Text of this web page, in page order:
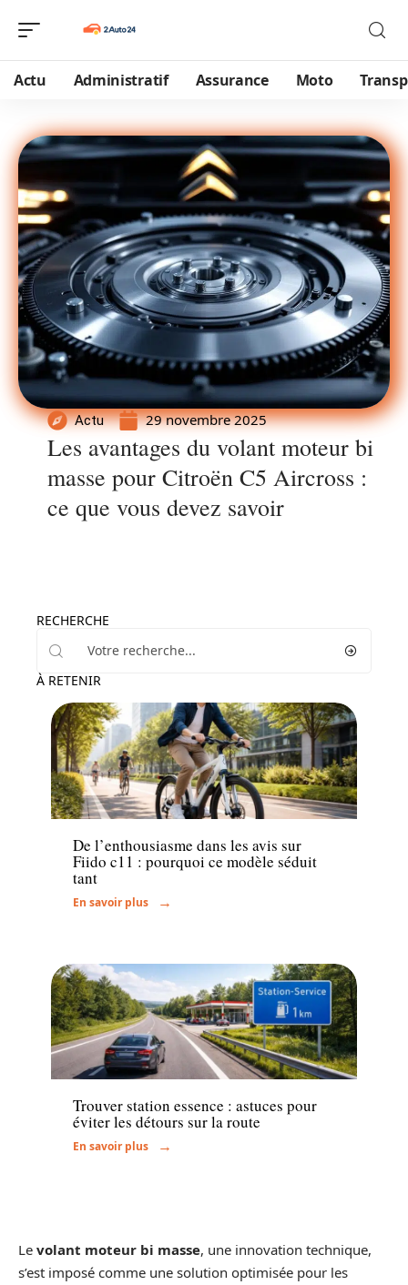
Actu Administratif Assurance Moto
Actu 29 novembre 2025
Les avantages du volant moteur bi
masse pour Citroën C5 Aircross :
ce que vous devez savoir
RECHERCHE
À RETENIR
Actu
De l’enthousiasme dans les avis sur
Fiido c11 : pourquoi ce modèle séduit
tant
En savoir plus
Actu
Trouver station essence : astuces pour
éviter les détours sur la route
En savoir plus
Le volant moteur bi masse, une innovation technique,
s’est imposé comme une solution optimisée pour les